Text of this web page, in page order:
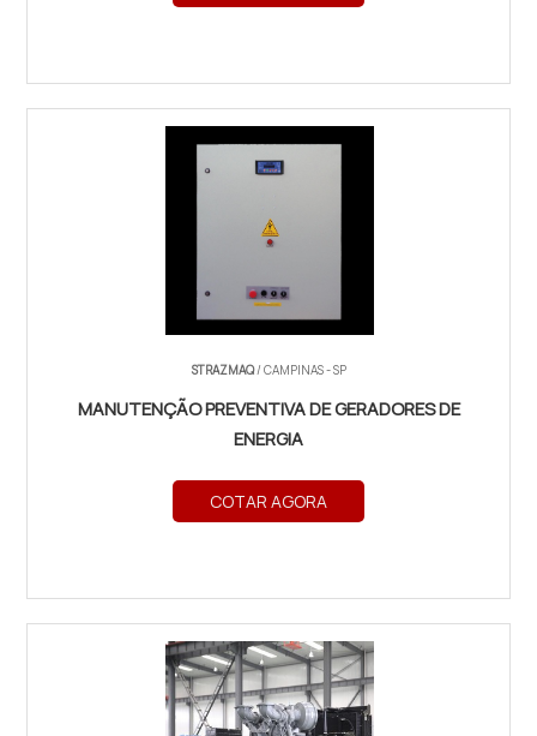
STRAZMAQ/ CAMPINAS - SP
MANUTENÇÃO PREVENTIVA DE GERADORES DE
ENERGIA
COTAR AGORA